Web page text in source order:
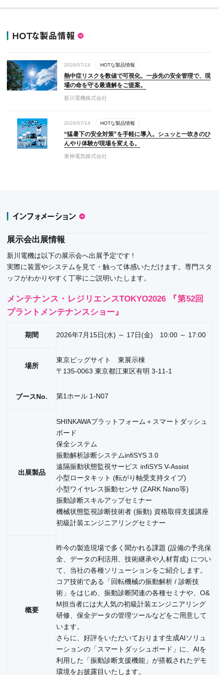
HOTな製品情報
2026/07/14 HOTな製品情報
熱中症リスクを数値で可視化。一歩先の安全管理で、現
場の命を守る最適解をご提案。
新川電機株式会社
2026/07/14 HOTな製品情報
“猛暑下の安全対策”を手軽に導入。シュッと一吹きのひ
んやり体験が現場を変える。
東神電気株式会社
インフォメーション
展示会出展情報
新川電機は以下の展示会へ出展予定です !
実際に装置やシステムを見て・触って体感いただけます。専門スタ
ッフがわかりやすく丁寧にご説明いたします。
メンテナンス・レジリエンスTOKYO2026 『第52回
プラントメンテナンスショー​』
期間 2026年7月15日(水) ～ 17日(金) 10:00 ～ 17:00
場所
東京ビッグサイト 東展示棟
〒135-0063 東京都江東区有明 3-11-1
ブースNo. 第1ホール 1-N07
出展製品
SHINKAWAプラットフォーム＋スマートダッシュ
ボード
保全システム
振動解析診断システムinfiSYS 3.0
遠隔振動状態監視サービス infiSYS V-Assist
小型ロータキット (転がり軸受支持タイプ)
小型ワイヤレス振動センサ (ZARK Nano等)
振動診断スキルアップセミナー
機械状態監視診断技術者 (振動) 資格取得支援講座
初級計装エンジニアリングセミナー
概要
昨今の製造現場で多く聞かれる課題 (設備の予兆保
全、データの利活用、技術継承や人材育成) につい
て、当社の各種ソリューションをご紹介します。
コア技術である「回転機械の振動解析 / 診断技
術」をはじめ、振動診断関連の各種セミナや、O&
M担当者には大人気の初級計装エンジニアリング
研修、保全データの管理ツールなどをご用意して
います。
さらに、好評をいただいております生成AIソリュ
ーションの「スマートダッシュボード」に、AIを
利用した「振動診断支援機能」が搭載されたデモ
環境をお披露目いたします。